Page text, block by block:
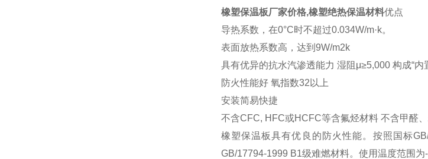
橡塑保温板厂家价格,橡塑绝热保温材料优点
导热系数，在0°C时不超过0.034W/m·k。
表面放热系数高，达到9W/m2k
具有优异的抗水汽渗透能力 湿阻μ≥5,000 构成“
防火性能好 氧指数32以上
安装简易快捷
不含CFC, HFC或HCFC等含氟烃材料 不含甲醛
橡塑保温板具有优良的防火性能。按照国标
GB/17794-1999 B1级难燃材料。使用温度范围